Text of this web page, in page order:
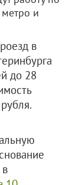
и
в
до 28